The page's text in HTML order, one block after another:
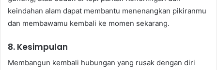
keindahan alam dapat membantu menenangkan pikiranmu
dan membawamu kembali ke momen sekarang.
8. Kesimpulan
Membangun kembali hubungan yang rusak dengan diri